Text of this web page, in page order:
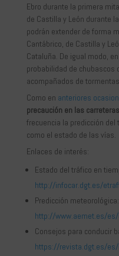
Ebro durante la primera
de Castilla y León durante
podrán extender de forma
Cantábrico, de Castilla y
Cataluña. De igual modo,
probabilidad de chubascos
acompañados de
Como en anteriores
precaución en las carreteras
frecuencia la predicción
como el estado de las vías.
Enlaces de interés:
Estado del tráfico en
http://infocar.dgt.es/
Predicción meteorológica:
http://www.aemet.es/
Consejos para conducir
https://revista.dgt.es/es/